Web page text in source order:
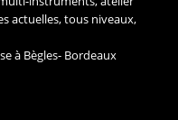
actuelles, tous niveaux,
à Bègles- Bordeaux